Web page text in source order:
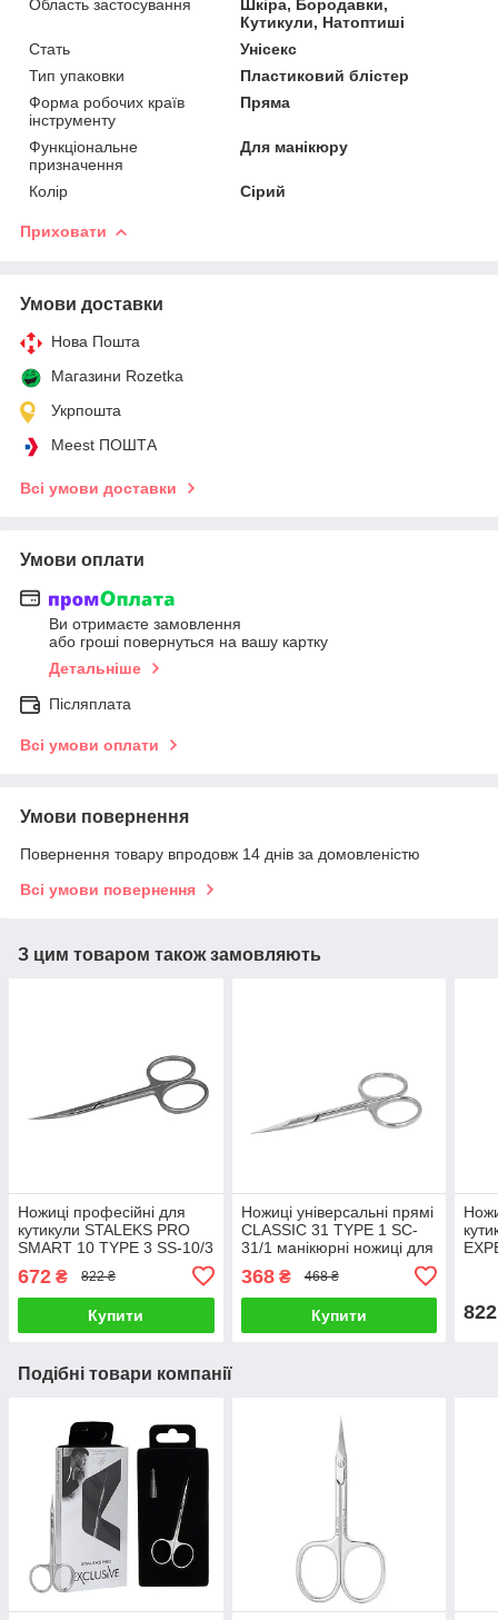
Область застосування
Шкіра, Бородавки,
Кутикули, Натоптиші
Стать
Унісекс
Тип упаковки
Пластиковий блістер
Форма робочих країв
інструменту
Пряма
Функціональне
призначення
Для манікюру
Колір Сірий
Приховати
Умови доставки
Нова Пошта
Магазини Rozetka
Укрпошта
Meest ПОШТА
Всі умови доставки
Умови оплати
Ви отримаєте замовлення
або гроші повернуться на вашу картку
Детальніше
Післяплата
Всі умови оплати
Умови повернення
Повернення товару впродовж 14 днів за домовленістю
Всі умови повернення
З цим товаром також замовляють
Ножиці професійні для
кутикули STALEKS PRO
SMART 10 TYPE 3 SS-10/3
672 ₴ 822 ₴
Купити
Ножиці універсальні прямі
CLASSIC 31 TYPE 1 SC-
31/1 манікюрні ножиці для
368₴ 468 ₴
Купити 822
Подібні товари компанії